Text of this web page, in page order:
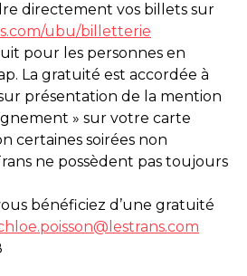
directement vos billets sur
ubu/billetterie
pour les personnes en
La gratuité est accordée à
présentation de la mention
» sur votre carte
certaines soirées non
ne possèdent pas toujours
bénéficiez d’une gratuité